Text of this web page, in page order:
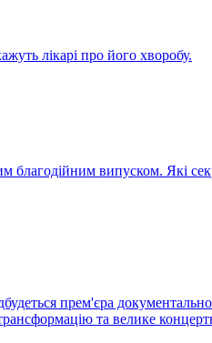
лікарі про його хворобу.
благодійним випуском. Які
прем'єра
та велике